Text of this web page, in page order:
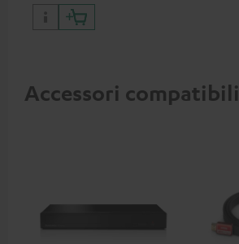
Accessori compatibili